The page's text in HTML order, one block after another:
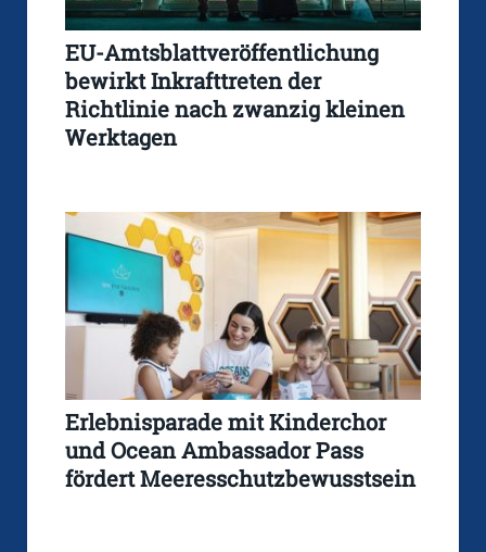
EU-Amtsblattveröffentlichung
bewirkt Inkrafttreten der
Richtlinie nach zwanzig kleinen
Werktagen
Erlebnisparade mit Kinderchor
und Ocean Ambassador Pass
fördert Meeresschutzbewusstsein